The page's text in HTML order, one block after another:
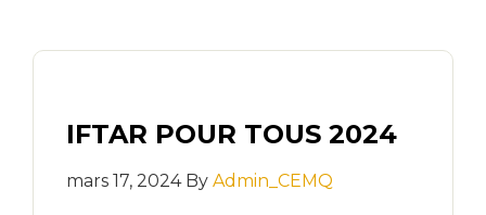
IFTAR POUR TOUS 2024
mars 17, 2024 By Admin_CEMQ